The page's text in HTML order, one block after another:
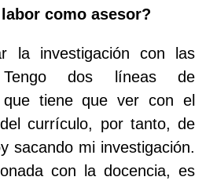
como asesor?
la investigación con las
dos líneas de
que tiene que ver con el
currículo, por tanto, de
sacando mi investigación.
con la docencia, es